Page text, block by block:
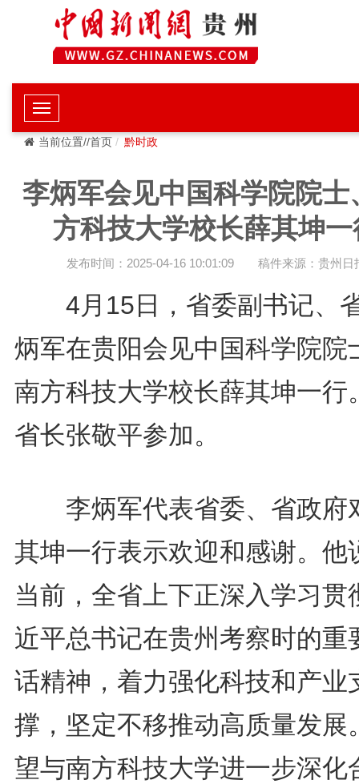
当前位置//首页 黔时政
李炳军会见中国科学院院士
方科技大学校长薛其坤一
发布时间：2025-04-16 10:01:09 稿件来源：贵州日
4月15日，省委副书记、
炳军在贵阳会见中国科学院院
南方科技大学校长薛其坤一行
省长张敬平参加。
李炳军代表省委、省政府
其坤一行表示欢迎和感谢。他
当前，全省上下正深入学习贯
近平总书记在贵州考察时的重
话精神，着力强化科技和产业
撑，坚定不移推动高质量发展
望与南方科技大学进一步深化